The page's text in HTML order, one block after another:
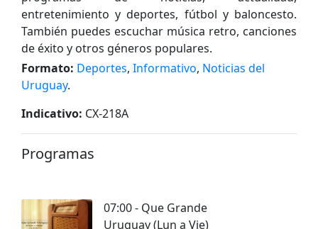
entretenimiento y deportes, fútbol y baloncesto.
También puedes escuchar música retro, canciones
de éxito y otros géneros populares.
Formato: Deportes, Informativo, Noticias del
Uruguay.
Indicativo: CX-218A
Programas
07:00 - Que Grande
Uruguay (Lun a Vie)